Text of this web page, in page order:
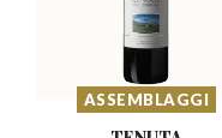
ASSEMBLAGGI